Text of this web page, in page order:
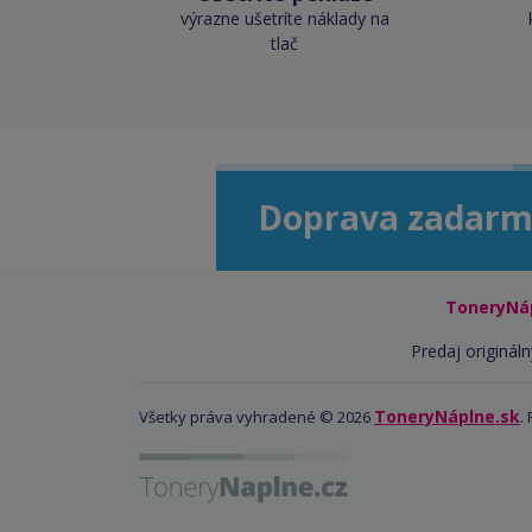
výrazne ušetríte náklady na
tlač
Doprava
Predaj
Všetky práva vyhradené © 2026 ToneryNáplne.sk.